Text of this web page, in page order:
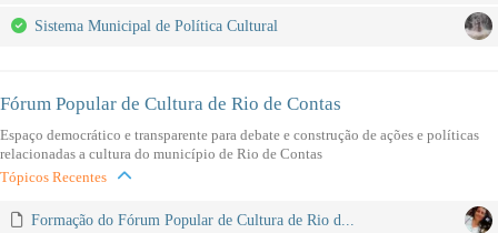
Sistema Municipal de Política Cultural
Fórum Popular de Cultura de Rio de Contas
Espaço democrático e transparente para debate e construção de ações e políticas
relacionadas a cultura do município de Rio de Contas
Tópicos Recentes
Formação do Fórum Popular de Cultura de Rio d...